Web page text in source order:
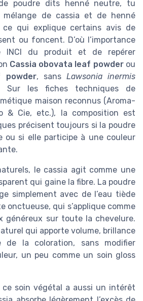
poudre dits henné neutre, tu
de cassia et de henné
qui explique certains avis de
ou foncent. D’où l’importance
INCI du produit et de repérer
Cassia obovata leaf powderou
powder, sans Lawsonia inermis
Sur les fiches techniques de
maison reconnus (Aroma-
& Cie, etc.), la composition est
précisent toujours si la poudre
ou si elle participe à une couleur
le cassia agit comme une
qui gaine la fibre. La poudre
simplement avec de l’eau tiède
onctueuse, qui s’applique comme
généreux sur toute la chevelure.
qui apporte volume, brillance
de la coloration, sans modifier
un peu comme un soin gloss
soin végétal a aussi un intérêt